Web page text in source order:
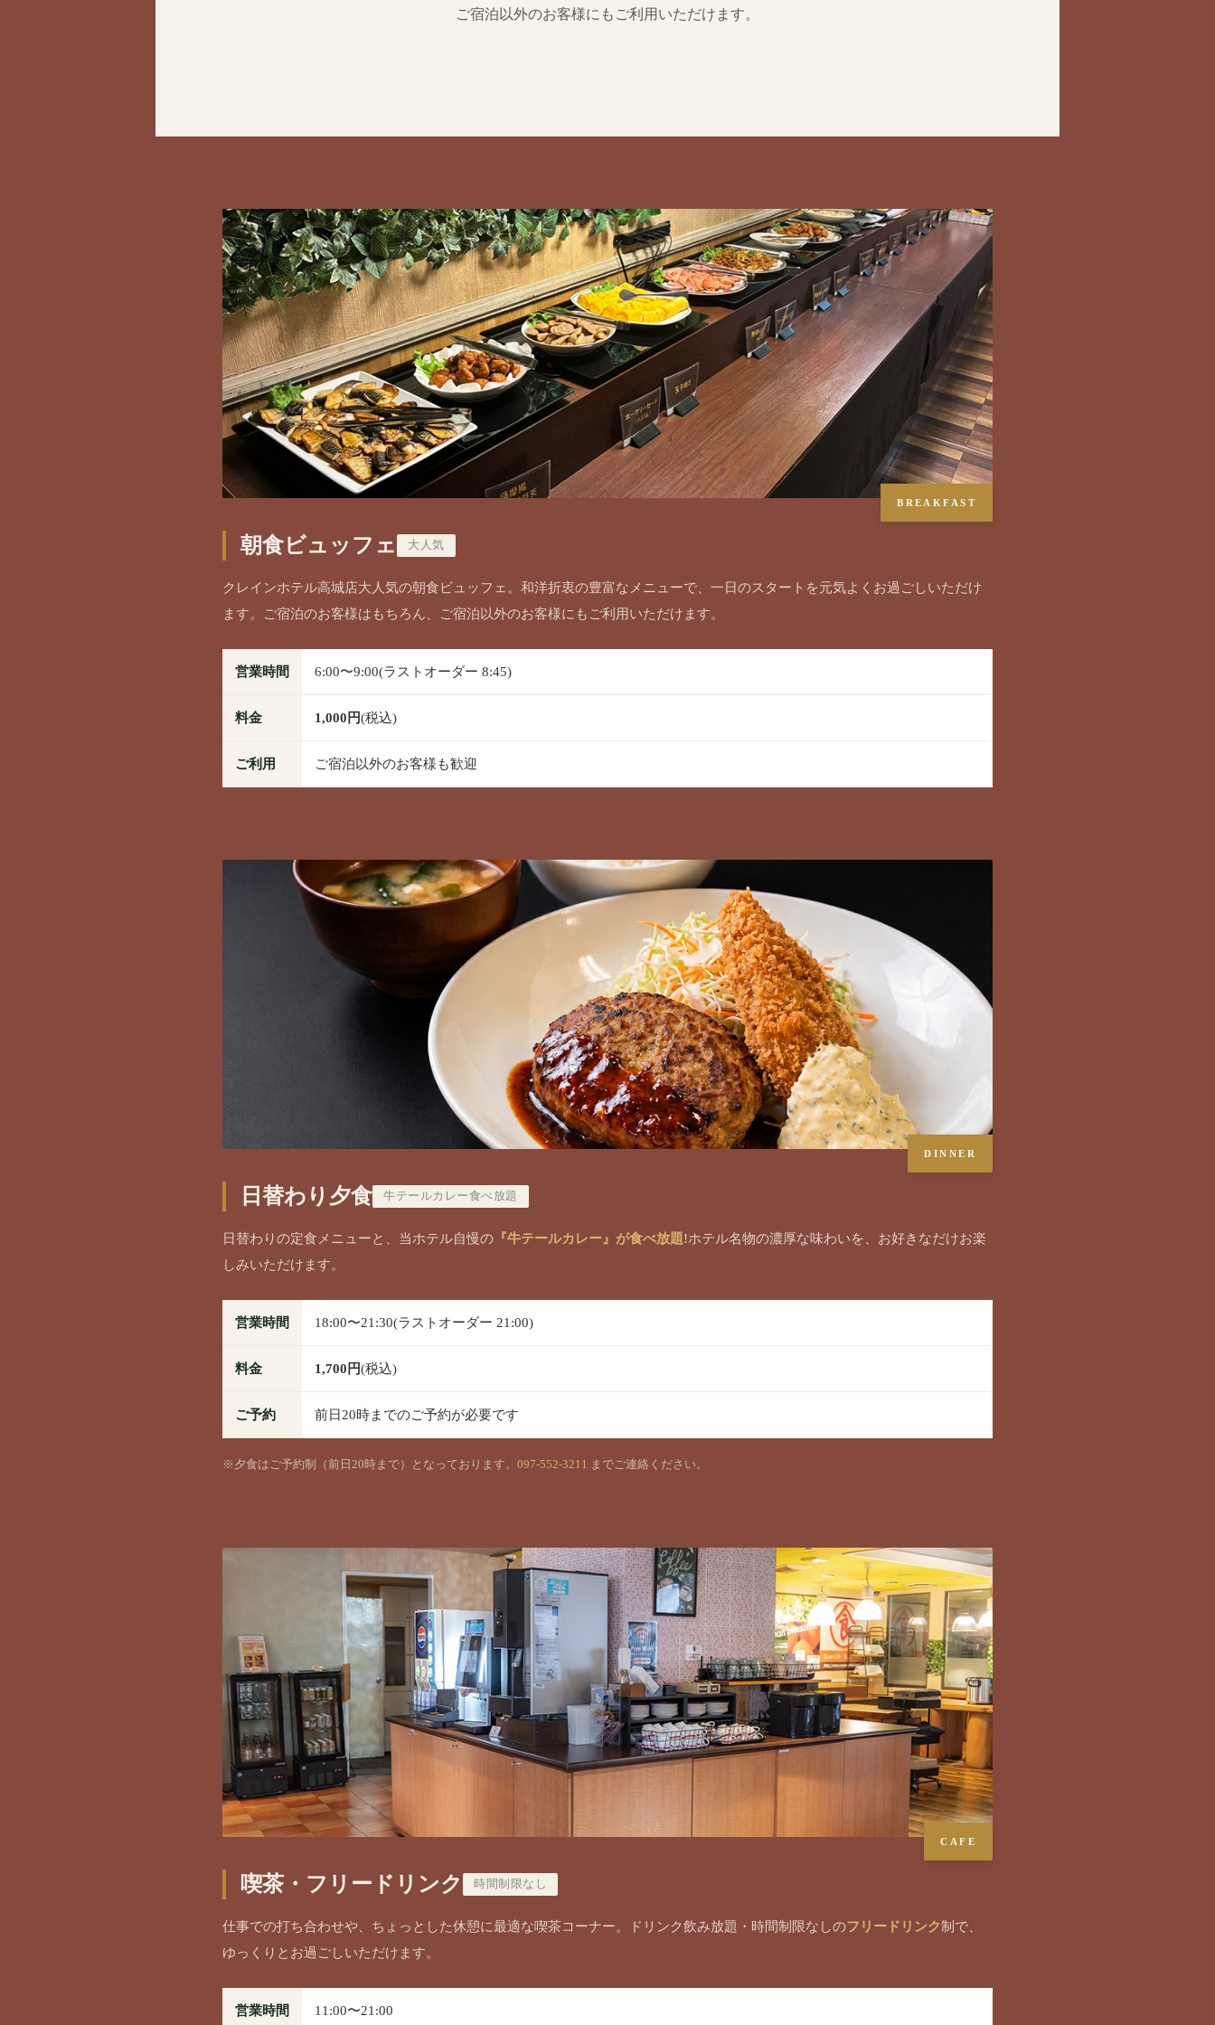
ご宿泊以外のお客様にもご利用いただけます。
BREAKFAST
朝食ビュッフェ 大人気
クレインホテル高城店大人気の朝食ビュッフェ。和洋折衷の豊富なメニューで、一日のスタートを元気よくお過ごしいただけ
ます。ご宿泊のお客様はもちろん、ご宿泊以外のお客様にもご利用いただけます。
営業時間 6:00〜9:00(ラストオーダー 8:45)
料金 1,000円(税込)
ご利用 ご宿泊以外のお客様も歓迎
DINNER
日替わり夕食 牛テールカレー食べ放題
日替わりの定食メニューと、当ホテル自慢の 『牛テールカレー』が食べ放題!ホテル名物の濃厚な味わいを、お好きなだけお楽
しみいただけます。
営業時間 18:00〜21:30(ラストオーダー 21:00)
料金 1,700円(税込)
ご予約 前日20時までのご予約が必要です
※夕食はご予約制（前日20時まで）となっております。 097-552-3211 までご連絡ください。
CAFE
喫茶・フリードリンク 時間制限なし
仕事での打ち合わせや、ちょっとした休憩に最適な喫茶コーナー。ドリンク飲み放題・時間制限なしのフリードリンク制で、
ゆっくりとお過ごしいただけます。
営業時間 11:00〜21:00